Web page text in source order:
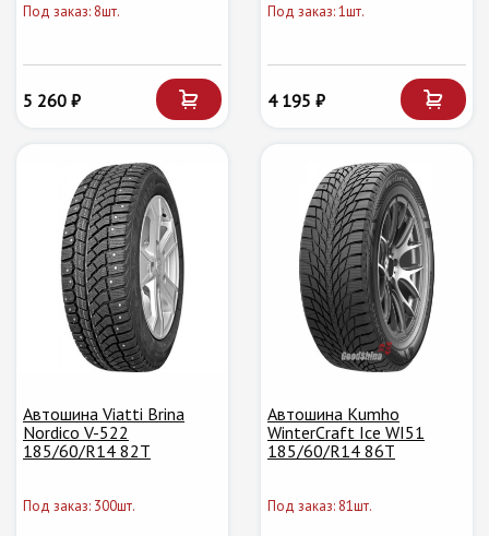
Под заказ: 8шт.
5 260 ₽
Под заказ: 1шт.
4 195 ₽
Автошина Viatti Brina
Nordico V-522
185/60/R14 82T
Под заказ: 300шт.
Автошина Kumho
WinterCraft Ice WI51
185/60/R14 86T
Под заказ: 81шт.